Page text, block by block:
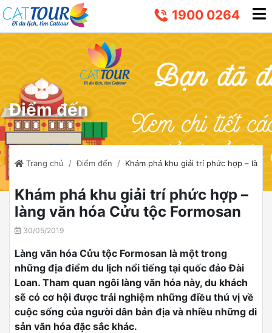
1900 0264
Điểm đến
Trang chủ Điểm đến Khám phá khu giải trí phức hợp – làng
Khám phá khu giải trí phức hợp –
làng văn hóa Cửu tộc Formosan
30/05/2019
Làng văn hóa Cửu tộc Formosan là một trong
những địa điểm du lịch nổi tiếng tại quốc đảo Đài
Loan. Tham quan ngôi làng văn hóa này, du khách
sẽ có cơ hội được trải nghiệm những điều thú vị về
cuộc sống của người dân bản địa và nhiều những di
sản văn hóa đặc sắc khác.